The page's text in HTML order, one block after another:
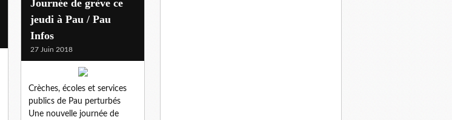
Journée de grève ce
jeudi à Pau / Pau
Infos
27 Juin 2018
Crèches, écoles et services
publics de Pau perturbés
Une nouvelle journée de